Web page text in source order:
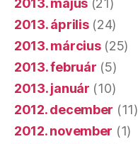
2013. május (21)
2013. április(24)
2013. március(25)
2013. február (5)
2013. január (10)
2012. december (11)
2012. november (1)